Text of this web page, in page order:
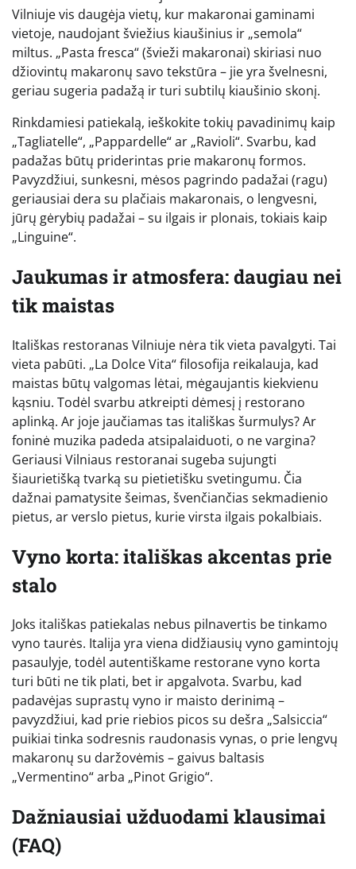
Vilniuje vis daugėja vietų, kur makaronai gaminami
vietoje, naudojant šviežius kiaušinius ir „semola“
miltus. „Pasta fresca“ (švieži makaronai) skiriasi nuo
džiovintų makaronų savo tekstūra – jie yra švelnesni,
geriau sugeria padažą ir turi subtilų kiaušinio skonį.
Rinkdamiesi patiekalą, ieškokite tokių pavadinimų kaip
„Tagliatelle“, „Pappardelle“ ar „Ravioli“. Svarbu, kad
padažas būtų priderintas prie makaronų formos.
Pavyzdžiui, sunkesni, mėsos pagrindo padažai (ragu)
geriausiai dera su plačiais makaronais, o lengvesni,
jūrų gėrybių padažai – su ilgais ir plonais, tokiais kaip
„Linguine“.
Jaukumas ir atmosfera: daugiau nei
tik maistas
Itališkas restoranas Vilniuje nėra tik vieta pavalgyti. Tai
vieta pabūti. „La Dolce Vita“ filosofija reikalauja, kad
maistas būtų valgomas lėtai, mėgaujantis kiekvienu
kąsniu. Todėl svarbu atkreipti dėmesį į restorano
aplinką. Ar joje jaučiamas tas itališkas šurmulys? Ar
foninė muzika padeda atsipalaiduoti, o ne vargina?
Geriausi Vilniaus restoranai sugeba sujungti
šiaurietišką tvarką su pietietišku svetingumu. Čia
dažnai pamatysite šeimas, švenčiančias sekmadienio
pietus, ar verslo pietus, kurie virsta ilgais pokalbiais.
Vyno korta: itališkas akcentas prie
stalo
Joks itališkas patiekalas nebus pilnavertis be tinkamo
vyno taurės. Italija yra viena didžiausių vyno gamintojų
pasaulyje, todėl autentiškame restorane vyno korta
turi būti ne tik plati, bet ir apgalvota. Svarbu, kad
padavėjas suprastų vyno ir maisto derinimą –
pavyzdžiui, kad prie riebios picos su dešra „Salsiccia“
puikiai tinka sodresnis raudonasis vynas, o prie lengvų
makaronų su daržovėmis – gaivus baltasis
„Vermentino“ arba „Pinot Grigio“.
Dažniausiai užduodami klausimai
(FAQ)